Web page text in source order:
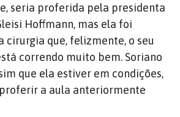
seria proferida pela presidenta
Hoffmann, mas ela foi
cirurgia que, felizmente, o seu
correndo muito bem. Soriano
que ela estiver em condições,
a aula anteriormente